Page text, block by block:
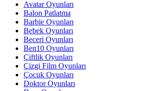
Avatar Oyunları
Balon Patlatma
Barbie Oyunları
Bebek Oyunları
Beceri Oyunları
Ben10 Oyunları
Çiftlik Oyunları
Çizgi Film Oyunları
Çocuk Oyunları
Doktor Oyunları